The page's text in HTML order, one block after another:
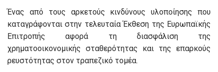
Ένας από τους αρκετούς κινδύνους υλοποίησης που
καταγράφονται στην τελευταία Έκθεση της Ευρωπαϊκής
Επιτροπής αφορά τη διασφάλιση της
χρηματοοικονομικής σταθερότητας και της επαρκούς
ρευστότητας στον τραπεζικό τομέα.